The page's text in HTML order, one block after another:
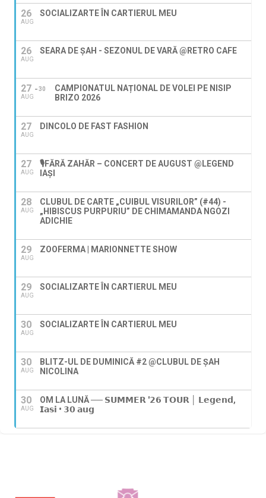
26
AUG
SOCIALIZARTE ÎN CARTIERUL MEU
26
AUG
SEARA DE ȘAH - SEZONUL DE VARĂ @RETRO CAFE
27
AUG
30
CAMPIONATUL NAȚIONAL DE VOLEI PE NISIP
BRIZO 2026
27
AUG
DINCOLO DE FAST FASHION
27
AUG
🎙️FĂRĂ ZAHĂR – CONCERT DE AUGUST @LEGEND
IAŞI
28
AUG
CLUBUL DE CARTE „CUIBUL VISURILOR” (#44) -
„HIBISCUS PURPURIU” DE CHIMAMANDA NGOZI
ADICHIE
29
AUG
ZOOFERMA | MARIONNETTE SHOW
29
AUG
SOCIALIZARTE ÎN CARTIERUL MEU
30
AUG
SOCIALIZARTE ÎN CARTIERUL MEU
30
AUG
BLITZ-UL DE DUMINICĂ #2 @CLUBUL DE ȘAH
NICOLINA
30
AUG
OM LA LUNĂ ── 𝗦𝗨𝗠𝗠𝗘𝗥 '𝟮𝟲 𝗧𝗢𝗨𝗥 │ 𝗟𝗲𝗴𝗲𝗻𝗱,
𝗜𝗮𝘀𝗶 • 𝟯𝟬 𝗮𝘂𝗴